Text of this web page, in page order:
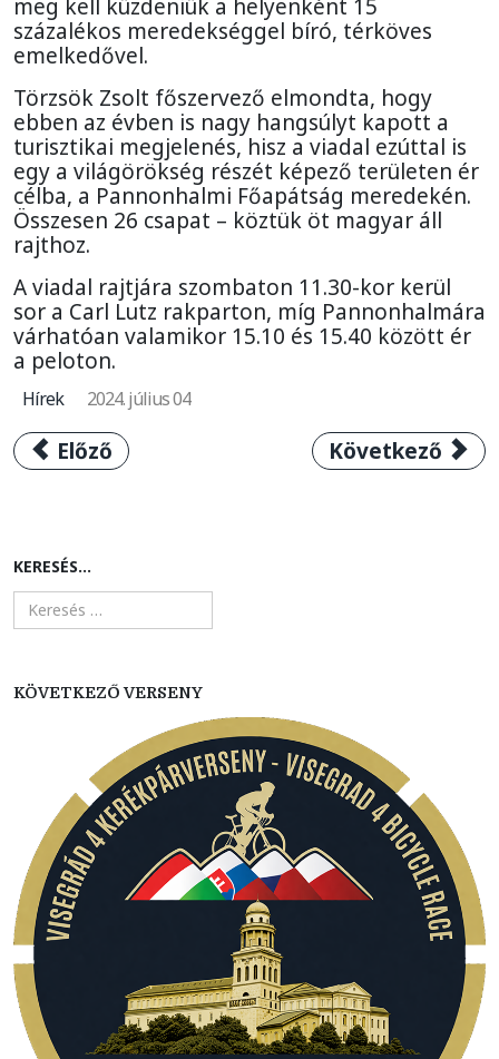
meg kell küzdeniük a helyenként 15
százalékos meredekséggel bíró, térköves
emelkedővel.
Törzsök Zsolt főszervező elmondta, hogy
ebben az évben is nagy hangsúlyt kapott a
turisztikai megjelenés, hisz a viadal ezúttal is
egy a világörökség részét képező területen ér
célba, a Pannonhalmi Főapátság meredekén.
Összesen 26 csapat – köztük öt magyar áll
rajthoz.
A viadal rajtjára szombaton 11.30-kor kerül
sor a Carl Lutz rakparton, míg Pannonhalmára
várhatóan valamikor 15.10 és 15.40 között ér
a peloton.
Hírek 2024. július 04
Előző cikk: Íme a 2024-es Visegrád 4
Előző Következő
Következő
KERESÉS...
KÖVETKEZŐ VERSENY